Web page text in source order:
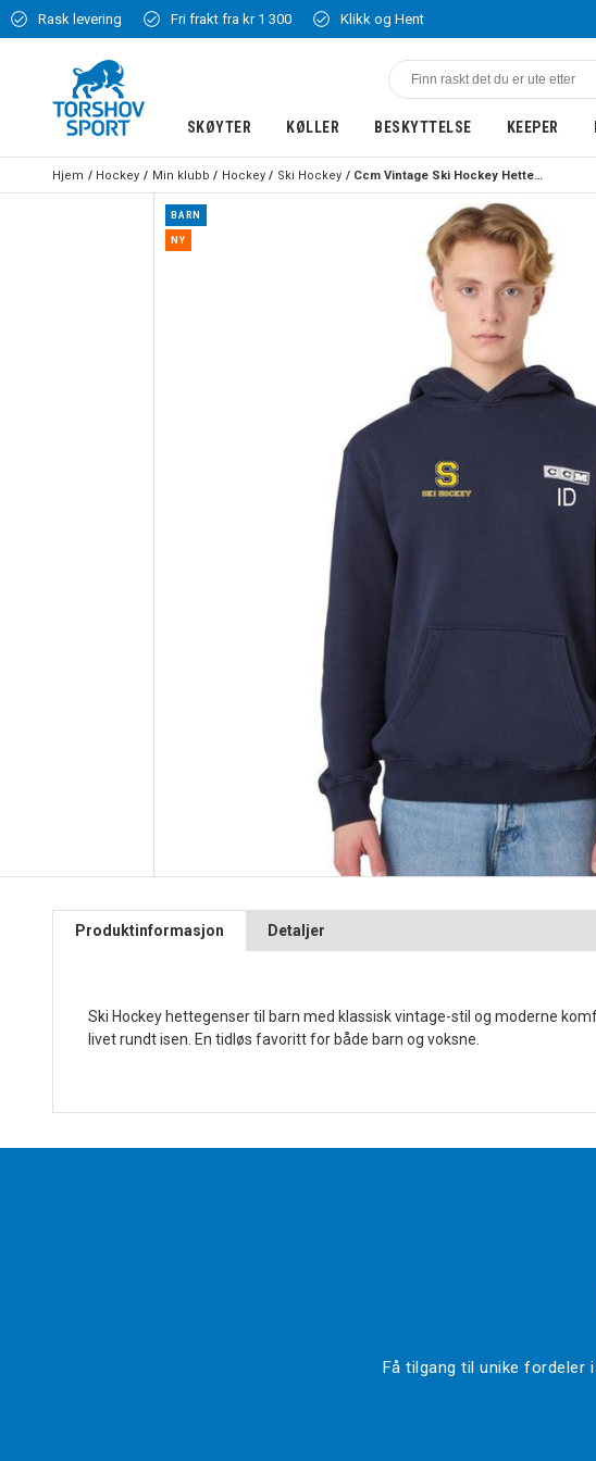
Rask levering Fri frakt fra kr 1 300 Klikk og Hent
SKØYTER KØLLER BESKYTTELSE KEEPER
Hjem Hockey Min klubb Hockey Ski Hockey Ccm Vintage Ski Hockey Hettegenser Barn
BARN
NY
Produktinformasjon Detaljer
Ski Hockey hettegenser til barn med klassisk vintage-stil og moderne
livet rundt isen. En tidløs favoritt for både barn og voksne.
Få tilgang til unike fordeler